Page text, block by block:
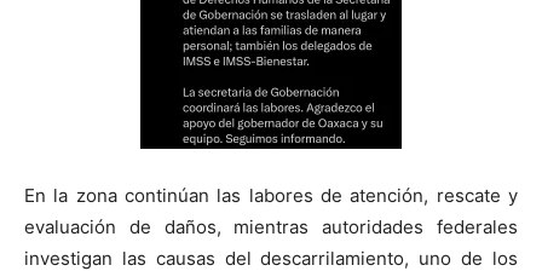
En la zona continúan las labores de atención, rescate y
evaluación de daños, mientras autoridades federales
investigan las causas del descarrilamiento, uno de los